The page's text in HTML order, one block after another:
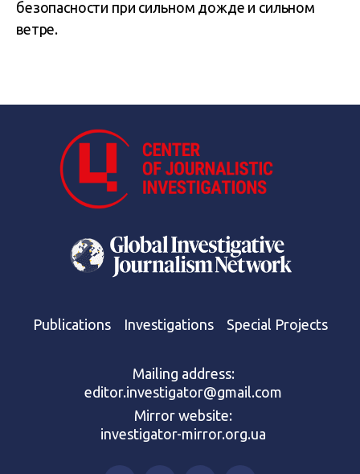
безопасности при сильном дожде и сильном
ветре.
Publications Investigations Special Projects
Mailing address:
editor.investigator@gmail.com
Mirror website:
investigator-mirror.org.ua